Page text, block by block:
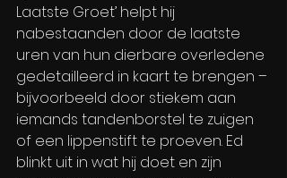
Laatste Groet’ helpt hij
nabestaanden door de laatste
uren van hun dierbare overledene
gedetailleerd in kaart te brengen –
bijvoorbeeld door stiekem aan
iemands tandenborstel te zuigen
of een lippenstift te proeven. Ed
blinkt uit in wat hij doet en zijn